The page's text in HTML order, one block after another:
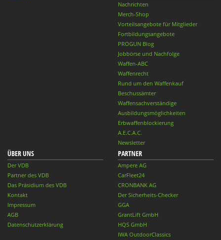
Nachrichten
Merch-Shop
Vorteilsangebote für Mitglieder
Fortbildungsangebote
PROGUN Blog
Jobbörse und Nachfolge
Waffen-ABC
Waffenrecht
Rund um den Waffenkauf
Beschussämter
Waffensachverständige
Ausbildungsmöglichkeiten
Erbwaffenblockierung
A.E.C.A.C.
Newsletter
ÜBER UNS
Der VDB
Partner des VDB
Das Präsidium des VDB
Kontakt
Impressum
AGB
Datenschutzerklärung
PARTNER
Ampere AG
CarFleet24
CRONBANK AG
Der Sicherheits-Checker
GGA
GrantLift GmbH
HQS GmbH
IWA OutdoorClassics